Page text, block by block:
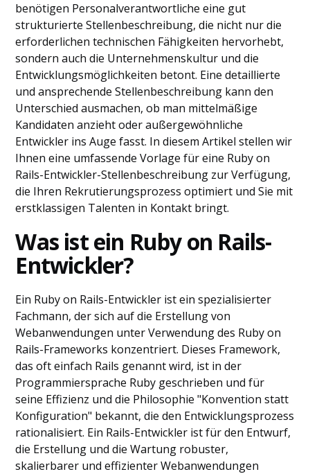
benötigen Personalverantwortliche eine gut
strukturierte Stellenbeschreibung, die nicht nur die
erforderlichen technischen Fähigkeiten hervorhebt,
sondern auch die Unternehmenskultur und die
Entwicklungsmöglichkeiten betont. Eine detaillierte
und ansprechende Stellenbeschreibung kann den
Unterschied ausmachen, ob man mittelmäßige
Kandidaten anzieht oder außergewöhnliche
Entwickler ins Auge fasst. In diesem Artikel stellen wir
Ihnen eine umfassende Vorlage für eine Ruby on
Rails-Entwickler-Stellenbeschreibung zur Verfügung,
die Ihren Rekrutierungsprozess optimiert und Sie mit
erstklassigen Talenten in Kontakt bringt.
Was ist ein Ruby on Rails-
Entwickler?
Ein Ruby on Rails-Entwickler ist ein spezialisierter
Fachmann, der sich auf die Erstellung von
Webanwendungen unter Verwendung des Ruby on
Rails-Frameworks konzentriert. Dieses Framework,
das oft einfach Rails genannt wird, ist in der
Programmiersprache Ruby geschrieben und für
seine Effizienz und die Philosophie "Konvention statt
Konfiguration" bekannt, die den Entwicklungsprozess
rationalisiert. Ein Rails-Entwickler ist für den Entwurf,
die Erstellung und die Wartung robuster,
skalierbarer und effizienter Webanwendungen